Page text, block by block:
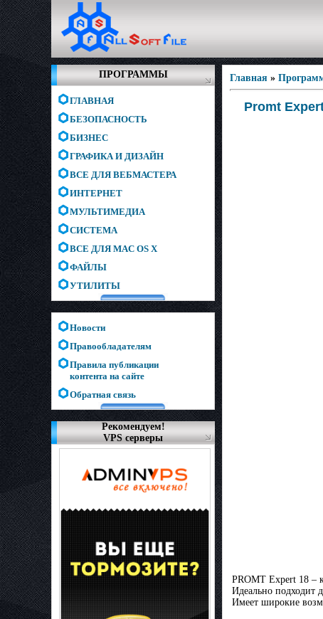
ПРОГРАММЫ
ГЛАВНАЯ
БЕЗОПАСНОСТЬ
БИЗНЕС
ГРАФИКА И ДИЗАЙН
ВСЕ ДЛЯ ВЕБМАСТЕРА
ИНТЕРНЕТ
МУЛЬТИМЕДИА
СИСТЕМА
ВСЕ ДЛЯ MAC OS X
ФАЙЛЫ
УТИЛИТЫ
Новости
Правообладателям
Правила публикации
контента на сайте
Обратная связь
Рекомендуем!
VPS серверы
Главная »
Promt
PROMT Expert 18 –
Идеально подходит
Имеет широкие